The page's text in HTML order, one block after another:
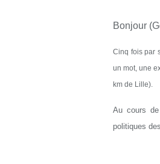
Bonjour
Cinq fois par
un mot, une
km de Lille).
Au cours
politiques